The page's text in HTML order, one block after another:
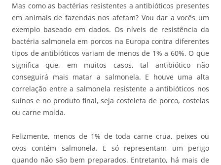
Mas como as bactérias resistentes a antibióticos presentes
em animais de fazendas nos afetam? Vou dar a vocês um
exemplo baseado em dados. Os níveis de resistência da
bactéria salmonela em porcos na Europa contra diferentes
tipos de antibióticos variam de menos de 1% a 60%. O que
significa que, em muitos casos, tal antibiótico não
conseguirá mais matar a salmonela. E houve uma alta
correlação entre a salmonela resistente a antibióticos nos
suínos e no produto final, seja costeleta de porco, costelas
ou carne moída.
Felizmente, menos de 1% de toda carne crua, peixes ou
ovos contém salmonela. E só representam um perigo
quando não são bem preparados. Entretanto, há mais de